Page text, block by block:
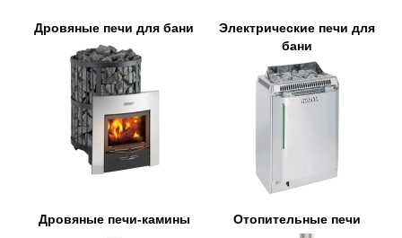
Дровяные печи для бани
Электрические печи для
бани
Дровяные печи-камины Отопительные печи